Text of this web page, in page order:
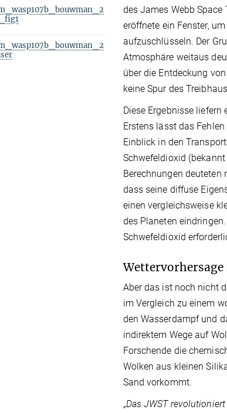
des James Webb Space
eröffnete ein Fenster,
aufzuschlüsseln. Der
Atmosphäre weitaus
über die Entdeckung
keine Spur des
Diese Ergebnisse
Erstens lässt das
Einblick in den
Schwefeldioxid
Berechnungen deuteten
dass seine diffuse
einen vergleichsweise
des Planeten
Schwefeldioxid
Wettervorhersage
Aber das ist noch nicht
im Vergleich zu einem
den Wasserdampf und
indirektem Wege auf
Forschende die
Wolken aus kleinen
Sand vorkommt.
„Das JWST